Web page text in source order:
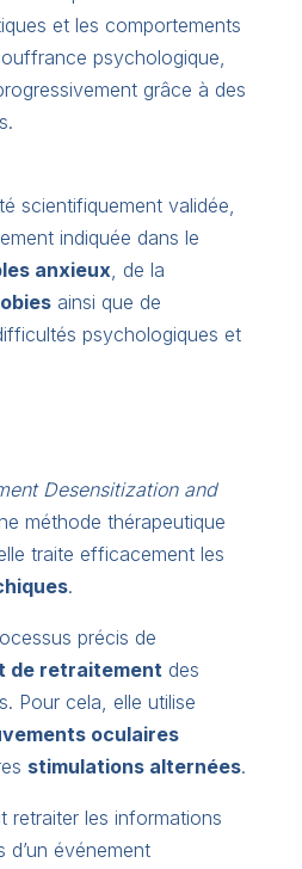
et les comportements
psychologique,
grâce à des
scientifiquement validée,
indiquée dans le
anxieux, de la
ainsi que de
psychologiques et
Desensitization and
méthode thérapeutique
traite efficacement les
.
précis de
de retraitementdes
Pour cela, elle utilise
oculaires
stimulations alternées.
retraiter les informations
d’un événement